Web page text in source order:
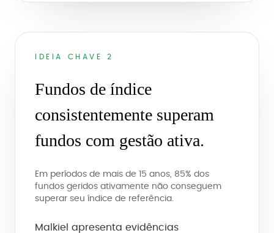
IDEIA CHAVE 2
Fundos de índice
consistentemente superam
fundos com gestão ativa.
Em períodos de mais de 15 anos, 85% dos
fundos geridos ativamente não conseguem
superar seu índice de referência.
Malkiel apresenta evidências